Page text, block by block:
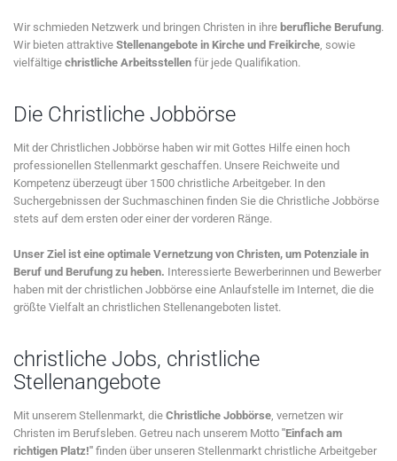
Wir schmieden Netzwerk und bringen Christen in ihre berufliche Berufung.
Wir bieten attraktive Stellenangebote in Kirche und Freikirche, sowie
vielfältige christliche Arbeitsstellen für jede Qualifikation.
Die Christliche Jobbörse
Mit der Christlichen Jobbörse haben wir mit Gottes Hilfe einen hoch
professionellen Stellenmarkt geschaffen. Unsere Reichweite und
Kompetenz überzeugt über 1500 christliche Arbeitgeber. In den
Suchergebnissen der Suchmaschinen finden Sie die Christliche Jobbörse
stets auf dem ersten oder einer der vorderen Ränge.
Unser Ziel ist eine optimale Vernetzung von Christen, um Potenziale in
Beruf und Berufung zu heben. Interessierte Bewerberinnen und Bewerber
haben mit der christlichen Jobbörse eine Anlaufstelle im Internet, die die
größte Vielfalt an christlichen Stellenangeboten listet.
christliche Jobs, christliche
Stellenangebote
Mit unserem Stellenmarkt, die Christliche Jobbörse, vernetzen wir
Christen im Berufsleben. Getreu nach unserem Motto "Einfach am
richtigen Platz!" finden über unseren Stellenmarkt christliche Arbeitgeber